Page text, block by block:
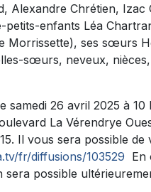
Alexandre Chrétien, Izac
enfants Léa
Morrissette), ses sœurs
sœurs, neveux,
26 avril 2025 à 10
La Vérendrye
Il vous sera possible
fr/diffusions/103529 En
possible